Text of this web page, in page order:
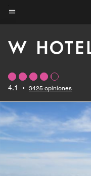
Skip
content
4.1 • 3425 opiniones